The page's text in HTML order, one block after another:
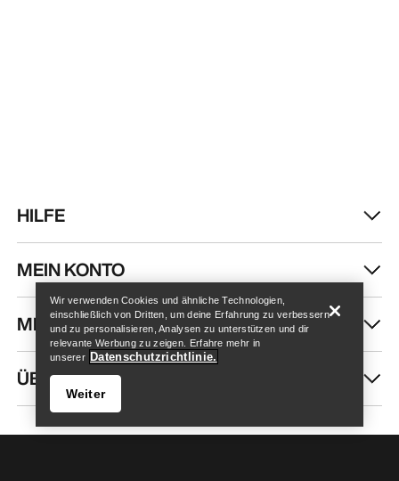
Store finden Help
HILFE
MEIN KONTO
MEHR SHOPPEN
ÜBER UNS
Wir verwenden Cookies und ähnliche Technologien,
einschließlich von Dritten, um deine Erfahrung zu verbessern
und zu personalisieren, Analysen zu unterstützen und dir
relevante Werbung zu zeigen. Erfahre mehr in
unserer Datenschutzrichtlinie.
Weiter